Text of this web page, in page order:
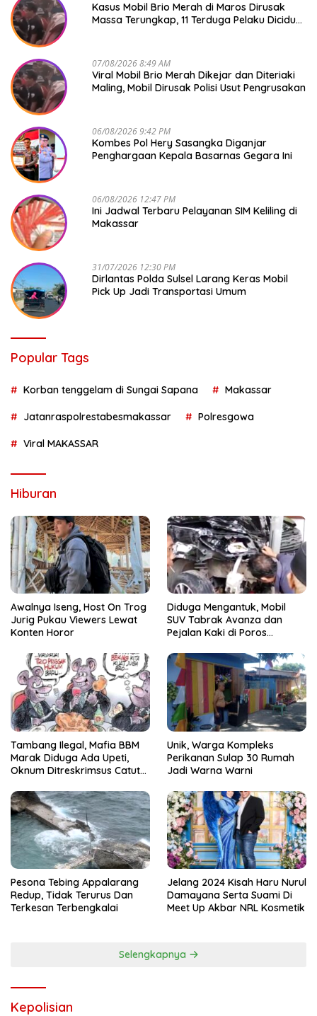
Kasus Mobil Brio Merah di Maros Dirusak
Massa Terungkap, 11 Terduga Pelaku Diciduk
07/08/2026 8:49 AM
Viral Mobil Brio Merah Dikejar dan Diteriaki
Maling, Mobil Dirusak Polisi Usut Pengrusakan
06/08/2026 9:42 PM
Kombes Pol Hery Sasangka Diganjar
Penghargaan Kepala Basarnas Gegara Ini
06/08/2026 12:47 PM
Ini Jadwal Terbaru Pelayanan SIM Keliling di
Makassar
31/07/2026 12:30 PM
Dirlantas Polda Sulsel Larang Keras Mobil
Pick Up Jadi Transportasi Umum
Popular Tags
Korban tenggelam di Sungai Sapana Makassar
Jatanraspolrestabesmakassar Polresgowa
Viral MAKASSAR
Hiburan
Awalnya Iseng, Host On Trog
Jurig Pukau Viewers Lewat
Konten Horor
Diduga Mengantuk, Mobil
SUV Tabrak Avanza dan
Pejalan Kaki di Poros
Tambang Ilegal, Mafia BBM
Marak Diduga Ada Upeti,
Oknum Ditreskrimsus Catut
Unik, Warga Kompleks
Perikanan Sulap 30 Rumah
Jadi Warna Warni
Pesona Tebing Appalarang
Redup, Tidak Terurus Dan
Terkesan Terbengkalai
Jelang 2024 Kisah Haru Nurul
Damayana Serta Suami Di
Meet Up Akbar NRL Kosmetik
Selengkapnya
Kepolisian